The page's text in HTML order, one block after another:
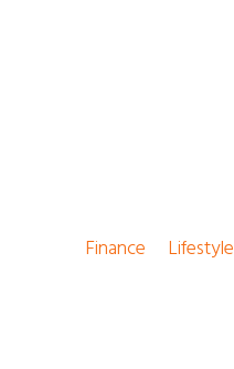
Finance Lifestyle